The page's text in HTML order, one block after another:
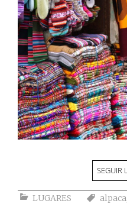
SEGUIR
LUGARES alpaca